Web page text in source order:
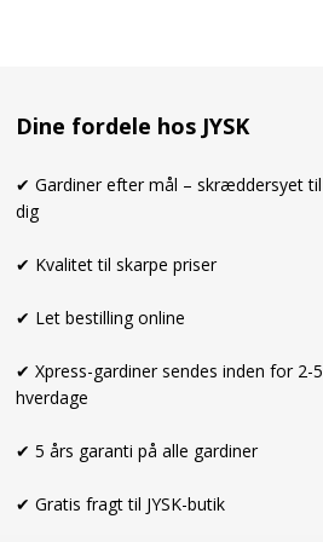
Dine fordele hos JYSK
✔ Gardiner efter mål – skræddersyet til
dig
✔ Kvalitet til skarpe priser
✔ Let bestilling online
✔ Xpress-gardiner sendes inden for 2-5
hverdage
✔ 5 års garanti på alle gardiner
✔ Gratis fragt til JYSK-butik